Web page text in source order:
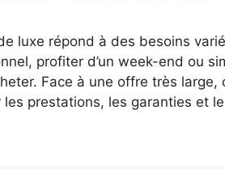
luxe répond à des besoins
profiter d’un week-end ou
Face à une offre très
prestations, les garanties et